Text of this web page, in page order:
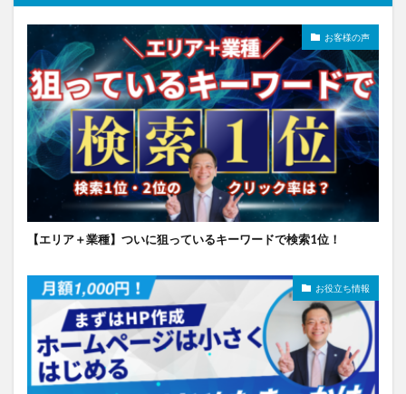
お客様の声
【エリア＋業種】ついに狙っているキーワードで検索1位！
お役立ち情報